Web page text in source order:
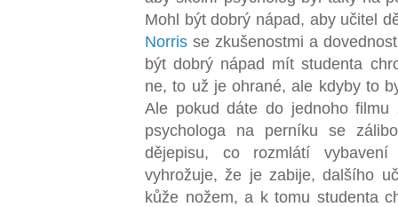
Mohl být dobrý nápad, aby učitel
Norris se zkušenostmi a
být dobrý nápad mít studenta
ne, to už je ohrané, ale kdyby to
Ale pokud dáte do jednoho
psychologa na perníku se
dějepisu, co rozmlátí
vyhrožuje, že je zabije, dalšího
kůže nožem, a k tomu studenta